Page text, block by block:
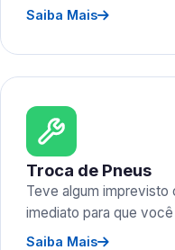
Saiba Mais
Troca de Pneus
Teve algum imprevisto
imediato para que
Saiba Mais